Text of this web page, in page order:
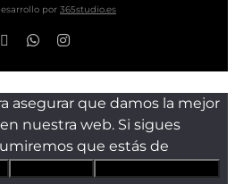
por 365studio.es
FacebookWhatsAppInstagram
asegurar que damos la mejor
nuestra web. Si sigues
que estás de